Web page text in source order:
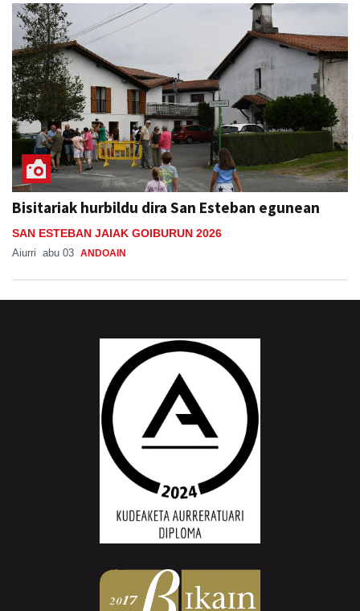
Bisitariak hurbildu dira San Esteban egunean
SAN ESTEBAN JAIAK GOIBURUN 2026
Aiurri abu 03 ANDOAIN